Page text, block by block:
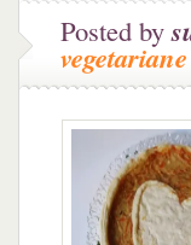
Posted by
vegetariane